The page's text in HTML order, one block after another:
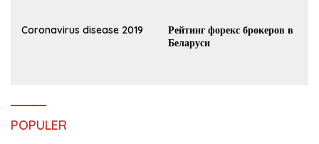
Coronavirus disease 2019
Рейтинг форекс брокеров в
Беларуси
POPULER